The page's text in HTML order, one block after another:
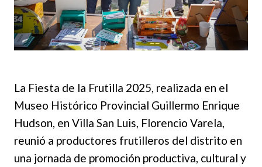
La Fiesta de la Frutilla 2025, realizada en el
Museo Histórico Provincial Guillermo Enrique
Hudson, en Villa San Luis, Florencio Varela,
reunió a productores frutilleros del distrito en
una jornada de promoción productiva, cultural y